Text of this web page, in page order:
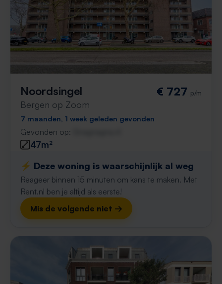
Noordsingel
Bergen op Zoom
€ 727 p/m
7 maanden, 1 week geleden gevonden
Gevonden op:
47m²
⚡️ Deze woning is waarschijnlijk al weg
Reageer binnen 15 minuten om kans te maken. Met
Rent.nl ben je altijd als eerste!
Mis de volgende niet →